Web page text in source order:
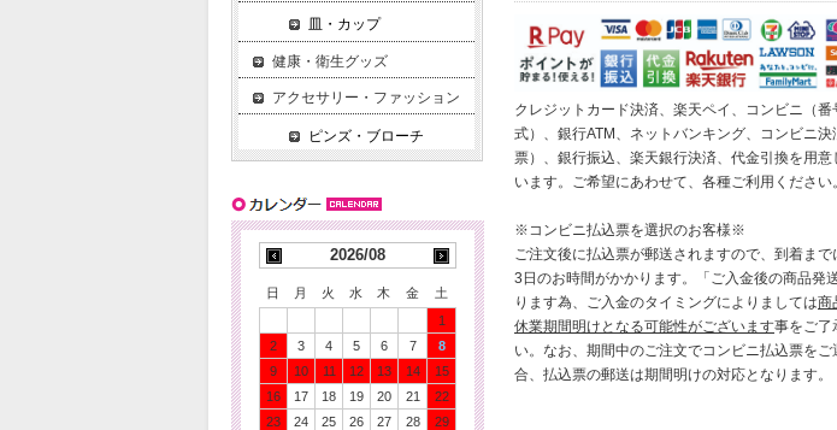
クレジットカード決済、楽天ペイ、コンビニ（番
式）、銀行ATM、ネットバンキング、コンビニ決
票）、銀行振込、楽天銀行決済、代金引換を用意
います。ご希望にあわせて、各種ご利用ください。
※ コンビニ払込票を選択のお客様※
ご注文後に払込票が郵送されますので、到着まで
3日のお時間がかかります。「 ご入金後の商品発
ります為、ご入金のタイミングによりましては商
休業期間明けとなる可能性がございます事をご了
い。なお、期間中のご注文でコンビニ払込票をご
合、払込票の郵送は期間明けの対応となります。
皿・カップ
健康・衛生グッズ
アクセサリー・ファッション
ピンズ・ブローチ
2026/08
日 月 火 水 木 金
土
1
2
3 4 5 6 7
8
9
10 11 12 13 14
15
16
17 18 19 20 21
22
23
24 25 26 27 28
29